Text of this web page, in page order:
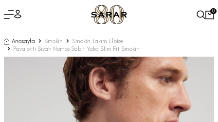
0
Anasayfa Smokin
Smokin Takım Elbise
Pavalotti Siyah Nomos Sabit Yaka Slim Fit Smokin